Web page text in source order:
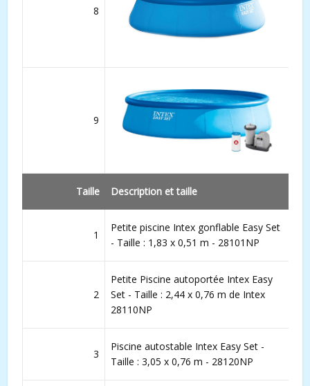
8
9
Taille Description et taille
1
Petite piscine Intex gonflable Easy Set
- Taille : 1,83 x 0,51 m - 28101NP
2
Petite Piscine autoportée Intex Easy
Set - Taille : 2,44 x 0,76 m de Intex
28110NP
3
Piscine autostable Intex Easy Set -
Taille : 3,05 x 0,76 m - 28120NP